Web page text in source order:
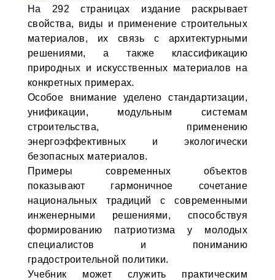
На 292 страницах издание раскрывает
свойства, виды и применение строительных
материалов, их связь с архитектурными
решениями, а также классификацию
природных и искусственных материалов на
конкретных примерах.
Особое внимание уделено стандартизации,
унификации, модульным системам
строительства, применению
энергоэффективных и экологически
безопасных материалов.
Примеры современных объектов
показывают гармоничное сочетание
национальных традиций с современными
инженерными решениями, способствуя
формированию патриотизма у молодых
специалистов и пониманию
градостроительной политики.
Учебник может служить практическим